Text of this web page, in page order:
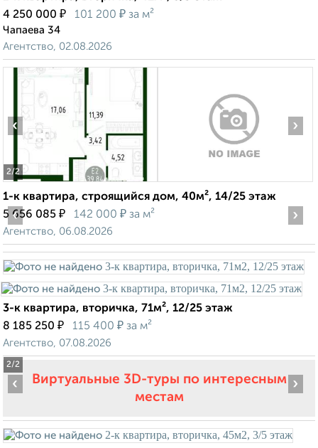
4 250 000 ₽ 101 200 ₽ за м²
Чапаева 34
Агентство, 02.08.2026
2/2
‹ ›
1-к квартира, строящийся дом, 40м², 14/25 этаж
5 656 085 ₽ 142 000 ₽ за м²
Агентство, 06.08.2026
2/2
‹ ›
3-к квартира, вторичка, 71м², 12/25 этаж
8 185 250 ₽ 115 400 ₽ за м²
Агентство, 07.08.2026
Виртуальные 3D-туры по интересным
местам
‹ ›